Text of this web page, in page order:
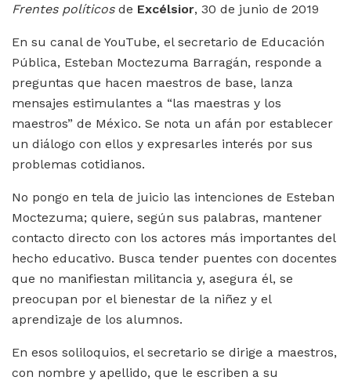
Frentes políticosde Excélsior, 30 de junio de 2019
En su canal de YouTube, el secretario de Educación
Pública, Esteban Moctezuma Barragán, responde a
preguntas que hacen maestros de base, lanza
mensajes estimulantes a “las maestras y los
maestros” de México. Se nota un afán por establecer
un diálogo con ellos y expresarles interés por sus
problemas cotidianos.
No pongo en tela de juicio las intenciones de Esteban
Moctezuma; quiere, según sus palabras, mantener
contacto directo con los actores más importantes del
hecho educativo. Busca tender puentes con docentes
que no manifiestan militancia y, asegura él, se
preocupan por el bienestar de la niñez y el
aprendizaje de los alumnos.
En esos soliloquios, el secretario se dirige a maestros,
con nombre y apellido, que le escriben a su